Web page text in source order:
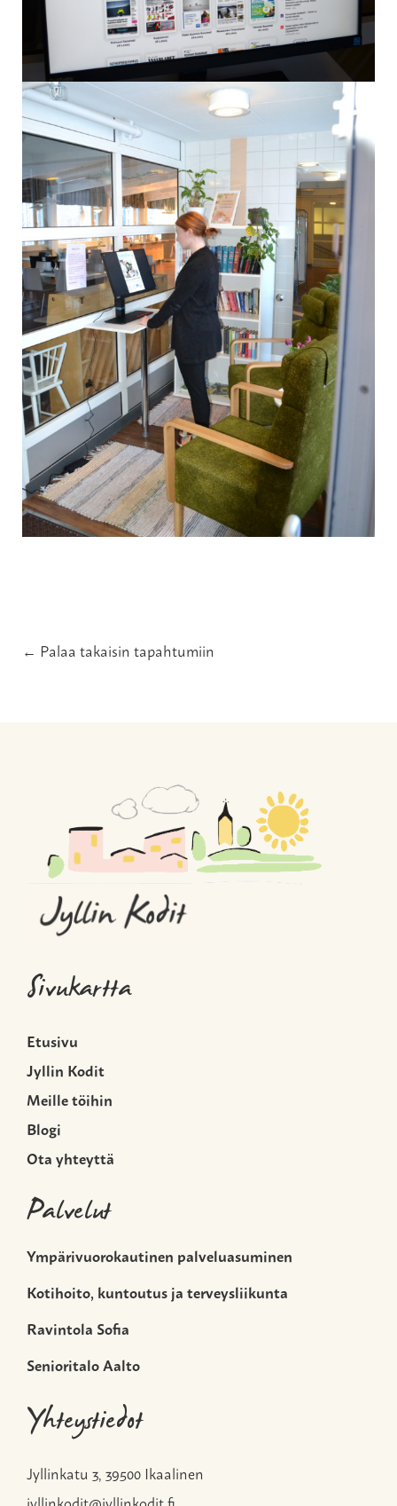
← Palaa takaisin tapahtumiin
Sivukartta
Etusivu
Jyllin Kodit
Meille töihin
Blogi
Ota yhteyttä
Palvelut
Ympärivuorokautinen palveluasuminen
Kotihoito, kuntoutus ja terveysliikunta
Ravintola Sofia
Senioritalo Aalto
Yhteystiedot
Jyllinkatu 3, 39500 Ikaalinen